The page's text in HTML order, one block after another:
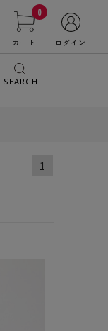
0
カート ログイン
SEARCH
1